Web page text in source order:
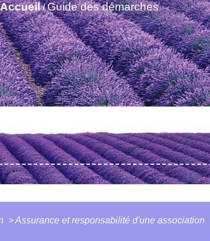
Accueil/Guide des démarches
>Assurance et responsabilité d'une association